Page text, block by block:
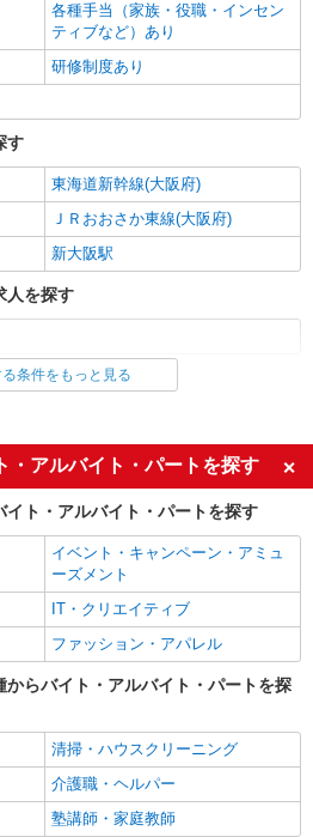
各種手当（家族・役職・インセン
ティブなど）あり
研修制度あり
す
東海道新幹線(大阪府)
ＪＲおおさか東線(大阪府)
新大阪駅
人を探す
の求人を探す
人を探す
未経験歓迎
新卒・第二新卒歓迎
主婦・主夫歓迎
学歴不問
ミドル（40代～）活躍中
シニア（60代～）活躍中
完全週休2日制
禁煙・分煙
車通勤OK
条件をもっと見る
・アルバイト・パートを探す
イト・アルバイト・パートを探す
イベント・キャンペーン・アミュ
ーズメント
IT・クリエイティブ
ファッション・アパレル
からバイト・アルバイト・パートを探
清掃・ハウスクリーニング
介護職・ヘルパー
塾講師・家庭教師